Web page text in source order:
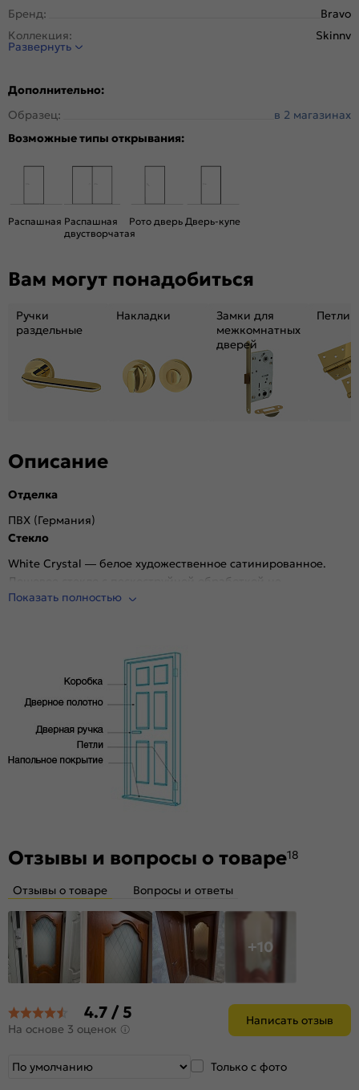
Бренд:
Bravo
Коллекция:
Skinny
Стиль:
Система открывания:
Конструкция двери:
Скиновая
Цвет:
Общий цвет:
Уровень шумоизоляции:
Средний ( 26-31 дБ)
Подходит под двухстворчатый проём:
Да
Гарантия (лет):
1.6
Материал:
брус хвойных пород, МДФ, сотовый наполнитель
Развернуть
Дополнительно:
Образец:
в 2 магазинах
Возможные типы открывания:
Распашная Распашная
двустворчатая
Рото дверь Дверь-купе
Вам могут понадобиться
Ручки
раздельные
Накладки
Замки для
межкомнатных
дверей
Петли
Описание
Отделка
ПВХ (Германия)
Стекло
White Сrystal — белое художественное сатинированное.
Дешевое стекло с пескоструйной обработкой не
используем.
Показать полностью
Отзывы и вопросы о товаре18
Отзывы о товаре Вопросы и ответы
+10
4.7 / 5
На основе 3 оценок
Написать отзыв
Только с фото